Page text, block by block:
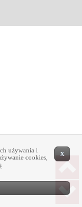
X
używania i
cookies,